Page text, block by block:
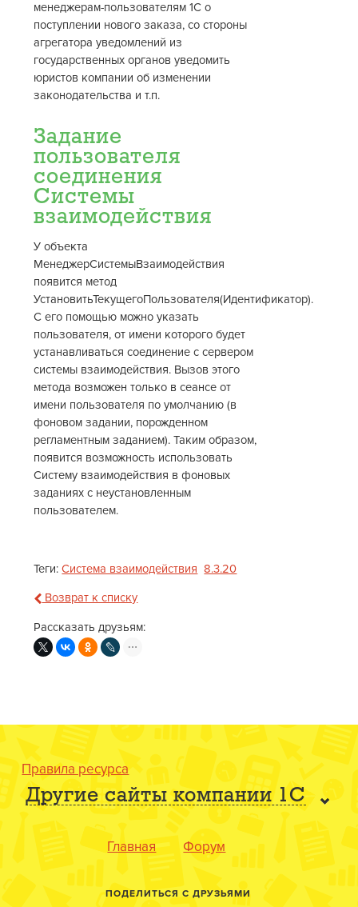
менеджерам-пользователям 1С о
поступлении нового заказа, со стороны
агрегатора уведомлений из
государственных органов уведомить
юристов компании об изменении
законодательства и т.п.
Задание
пользователя
соединения
Системы
взаимодействия
У объекта
МенеджерСистемыВзаимодействия
появится метод
УстановитьТекущегоПользователя(Идентификатор).
С его помощью можно указать
пользователя, от имени которого будет
устанавливаться соединение с сервером
системы взаимодействия. Вызов этого
метода возможен только в сеансе от
имени пользователя по умолчанию (в
фоновом задании, порожденном
регламентным заданием). Таким образом,
появится возможность использовать
Систему взаимодействия в фоновых
заданиях с неустановленным
пользователем.
Теги:Система взаимодействия 8.3.20
Возврат к списку
Рассказать друзьям:
Правила ресурса
Другие сайты компании 1С
Главная Форум
ПОДЕЛИТЬСЯ С ДРУЗЬЯМИ